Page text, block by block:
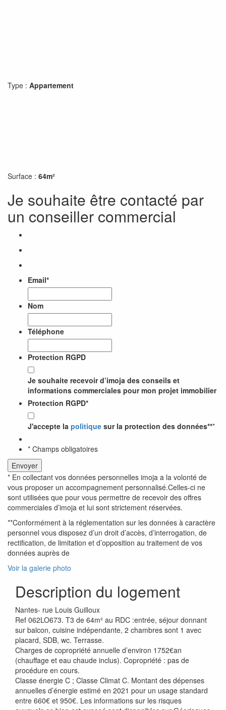
Type : Appartement
Surface : 64m²
Je souhaite être contacté par
un conseiller commercial
Email*
Nom
Téléphone
Protection RGPD
Je souhaite recevoir d’imoja des conseils et
informations commerciales pour mon projet immobilier
Protection RGPD*
J'accepte la politique sur la protection des données***
* Champs obligatoires
* En collectant vos données personnelles imoja a la volonté de
vous proposer un accompagnement personnalisé.Celles-ci ne
sont utilisées que pour vous permettre de recevoir des offres
commerciales d’imoja et lui sont strictement réservées.
**Conformément à la réglementation sur les données à caractère
personnel vous disposez d’un droit d’accès, d’interrogation, de
rectification, de limitation et d’opposition au traitement de vos
données auprès de
Voir la galerie photo
Description du logement
Nantes- rue Louis Guilloux
Ref 062LO673. T3 de 64m² au RDC :entrée, séjour donnant
sur balcon, cuisine indépendante, 2 chambres sont 1 avec
placard, SDB, wc. Terrasse.
Charges de copropriété annuelle d’environ 1752€an
(chauffage et eau chaude inclus). Copropriété : pas de
procédure en cours.
Classe énergie C ; Classe Climat C. Montant des dépenses
annuelles d’énergie estimé en 2021 pour un usage standard
entre 660€ et 950€. Les informations sur les risques